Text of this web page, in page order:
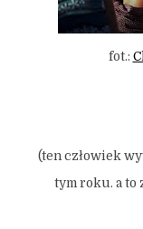
fot.:
(ten człowiek
tym roku. a to